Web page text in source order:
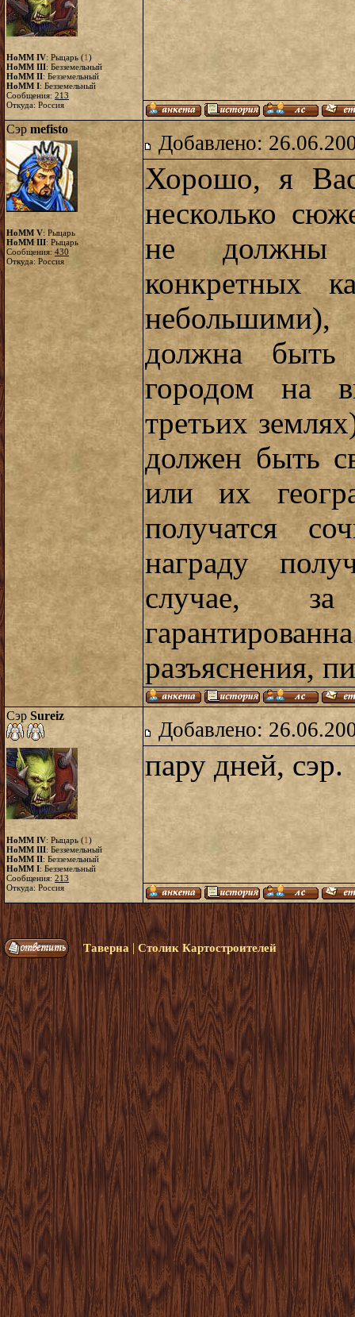
HoMM IV: Рыцарь (1)
HoMM III: Безземельный
HoMM II: Безземельный
HoMM I: Безземельный
Сообщения: 213
Откуда: Россия
Сэр mefisto
HoMM V: Рыцарь
HoMM III: Рыцарь
Сообщения:430
Откуда: Россия
Добавлено:
Хорошо, я
несколько
не должны
конкретных
должна быть
городом на
третьих
должен быть
или их
получатся
награду
случае,
разъяснения,
Сэр Sureiz
HoMM IV: Рыцарь (1)
HoMM III: Безземельный
HoMM II: Безземельный
HoMM I: Безземельный
Сообщения: 213
Откуда: Россия
Добавлено:
пару дней, сэр.
Таверна | Столик Картостроителей